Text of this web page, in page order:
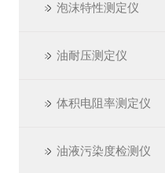
泡沫特性测定仪
油耐压测定仪
体积电阻率测定仪
油液污染度检测仪